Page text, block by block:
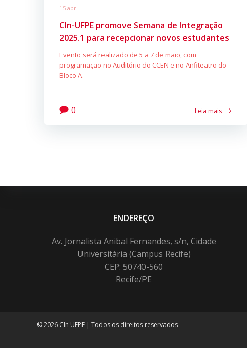
15 abr
CIn-UFPE promove Semana de Integração
2025.1 para recepcionar novos estudantes
Evento será realizado de 5 a 7 de maio, com
programação no Auditório do CCEN e no Anfiteatro do
Bloco A
0 Leia mais
ENDEREÇO
Av. Jornalista Anibal Fernandes, s/n, Cidade
Universitária (Campus Recife)
CEP: 50740-560
Recife/PE
© 2026 CIn UFPE | Todos os direitos reservados